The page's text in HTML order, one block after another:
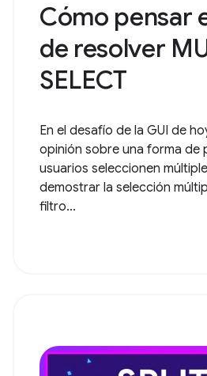
Cómo pensar
de resolver
SELECT
En el desafío de la GUI de
opinión sobre una forma de
usuarios seleccionen
demostrar la selección
filtro...